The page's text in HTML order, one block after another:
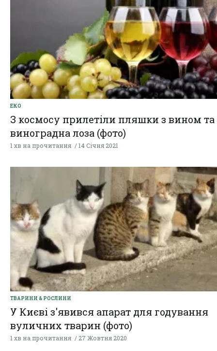
ЕКО
З космосу прилетіли пляшки з вином та
виноградна лоза (фото)
1 хв на прочитання 14 Січня 2021
ТВАРИНИ & РОСЛИНИ
У Києві з'явився апарат для годування
вуличних тварин (фото)
1 хв на прочитання 27 Жовтня 2020